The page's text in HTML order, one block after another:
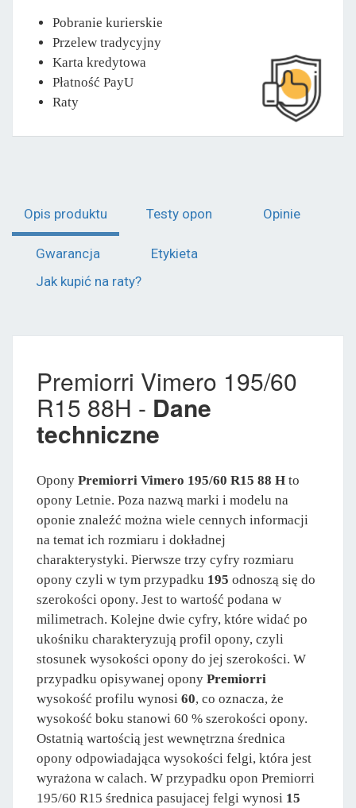
Pobranie kurierskie
Przelew tradycyjny
Karta kredytowa
Płatność PayU
Raty
Opis produktu Testy opon Opinie
Gwarancja
Etykieta
Jak kupić na raty?
Premiorri Vimero 195/60
R15 88H - Dane
techniczne
Opony Premiorri Vimero 195/60 R15 88 H to
opony Letnie. Poza nazwą marki i modelu na
oponie znaleźć można wiele cennych informacji
na temat ich rozmiaru i dokładnej
charakterystyki. Pierwsze trzy cyfry rozmiaru
opony czyli w tym przypadku 195 odnoszą się do
szerokości opony. Jest to wartość podana w
milimetrach. Kolejne dwie cyfry, które widać po
ukośniku charakteryzują profil opony, czyli
stosunek wysokości opony do jej szerokości. W
przypadku opisywanej opony Premiorri
wysokość profilu wynosi 60, co oznacza, że
wysokość boku stanowi 60 % szerokości opony.
Ostatnią wartością jest wewnętrzna średnica
opony odpowiadająca wysokości felgi, która jest
wyrażona w calach. W przypadku opon Premiorri
195/60 R15 średnica pasujacej felgi wynosi 15